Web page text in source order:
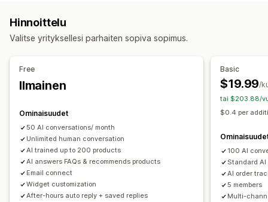
Käyttäytymisen seuranta
Asiakastiedot
Automaattiset vastaukset
Alennukset
Tilauspäivitykset
Lisämyynti
Mukautukset
Väri ja fontti
Emojit ja tarrat
Aukioloajat
Tervetuloviestit
Chattipainikkeet Tunnisteet
Keskustelujen kohdistaminen
Asiakaspalvelijan avatar
Tuonti ja vienti
Käännös
Mukautetut mallit
Välittömät vastaukset
Mobiiliresponsiivisuus Mukautettu CSS-koodi
Hinnoittelu
Valitse yrityksellesi parhaiten sopiva sopimus.
Free
Ilmainen
Ominaisuudet
50 AI conversations/ month
Unlimited human conversation
AI trained up to 200 products
AI answers FAQs & recommends products
Email connect
Widget customization
After-hours auto reply + saved replies
Basic
$19.99/
tai $203.88/
$0.4 per
100 AI
Standard AI
AI order
5 members
Multi-